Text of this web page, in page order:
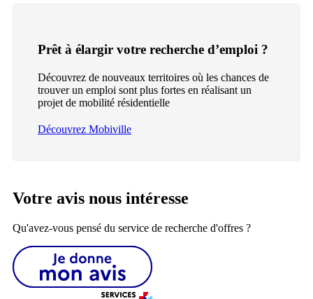
Prêt à élargir votre recherche d’emploi ?
Découvrez de nouveaux territoires où les chances de
trouver un emploi sont plus fortes en réalisant un
projet de mobilité résidentielle
Découvrez Mobiville
Votre avis nous intéresse
Qu'avez-vous pensé du service de recherche d'offres ?